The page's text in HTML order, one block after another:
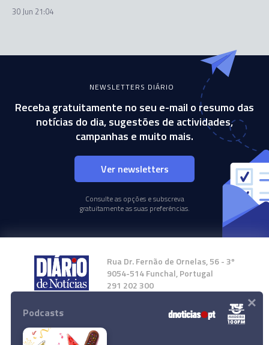
30 Jun 21:04
NEWSLETTERS DIÁRIO
Receba gratuitamente no seu e-mail o resumo das
notícias do dia, sugestões de actividades,
campanhas e muito mais.
Ver newsletters
Consulte as opções e subscreva
gratuitamente as suas preferências.
Rua Dr. Fernão de Ornelas, 56 - 3º
9054-514 Funchal, Portugal
291 202 300
Instale a nossa App
Podcasts ×